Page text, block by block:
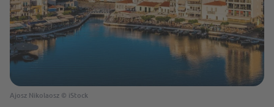
Ajosz Nikolaosz © iStock